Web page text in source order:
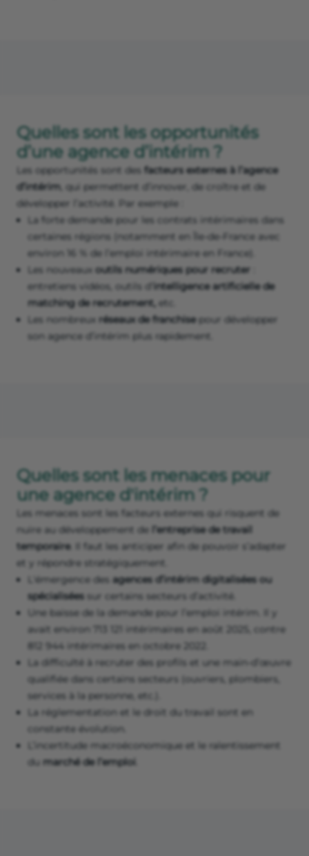
Quelles sont les opportunités
d’une agence d’intérim ?
Les opportunités sont des facteurs externes à l’agence
d’intérim , qui permettent d’innover, de croître et de
développer l’activité. Par exemple :
La forte demande pour les contrats intérimaires dans
certaines régions (notamment en Île-de-France avec
environ 16 % de l’emploi intérimaire en France).
Les nouveaux outils numériques pour recruter
entretiens vidéos, outils d’ intelligence artificielle de
matching de recrutement, etc.
Les nombreux réseaux de franchisepour développer
son agence d’intérim plus rapidement.
Quelles sont les menaces pour
une agence d'intérim ?
Les menaces sont les facteurs externes qui risquent de
nuire au développement de
l’entreprise de travail
temporaire. Il faut les anticiper afin de pouvoir s’adapter
et y répondre stratégiquement.
L'émergence des agences d’intérim digitalisées ou
spécialisées sur certains secteurs d’activité.
Une baisse de la demande pour l’emploi intérim. Il y
avait environ 713 121 intérimaires en août 2025, contre
812 944 intérimaires en octobre 2022.
La difficulté à recruter des profils et une main-d’œuvre
qualifiée dans certains secteurs (ouvriers, plombiers,
services à la personne, etc.).
La réglementation et le droit du travail sont en
constante évolution.
L’incertitude macroéconomique et le ralentissement
du marché de l’emploi